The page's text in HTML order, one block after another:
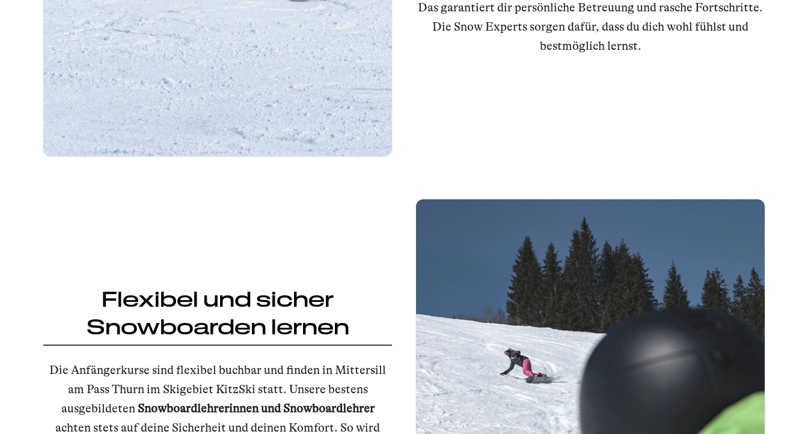
Das garantiert dir persönliche Betreuung und rasche Fortschritte.
Die Snow Experts sorgen dafür, dass du dich wohl fühlst und
bestmöglich lernst.
Flexibel und sicher
Snowboarden lernen
Die Anfängerkurse sind flexibel buchbar und finden in Mittersill
am Pass Thurn im Skigebiet KitzSki statt. Unsere bestens
ausgebildeten Snowboardlehrerinnen und Snowboardlehrer
achten stets auf deine Sicherheit und deinen Komfort. So wird